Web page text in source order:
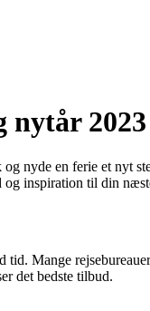
nytår 2023
nyde en ferie et nyt
og inspiration til din
Mange
det bedste tilbud.